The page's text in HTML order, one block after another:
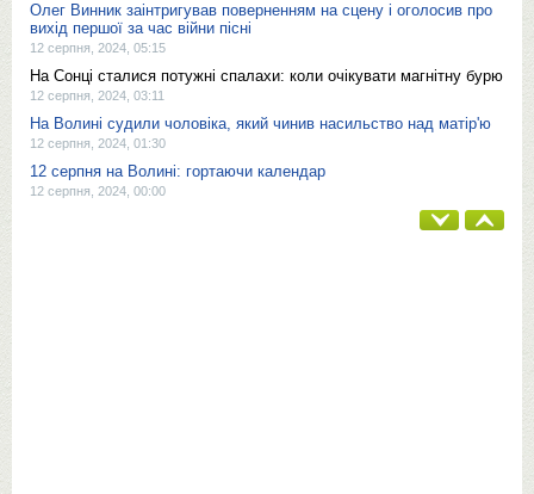
Олег Винник заінтригував поверненням на сцену і оголосив про
вихід першої за час війни пісні
12 серпня, 2024, 05:15
На Сонці сталися потужні спалахи: коли очікувати магнітну бурю
12 серпня, 2024, 03:11
На Волині судили чоловіка, який чинив насильство над матір'ю
12 серпня, 2024, 01:30
12 серпня на Волині: гортаючи календар
12 серпня, 2024, 00:00